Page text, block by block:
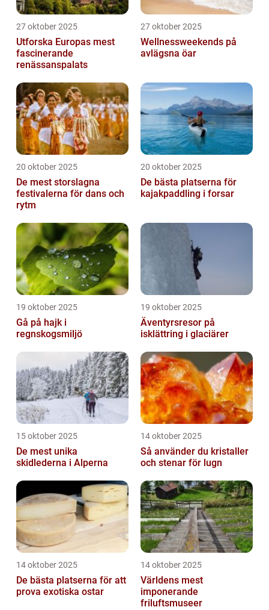
27 oktober 2025
Utforska Europas mest
fascinerande
renässanspalats
27 oktober 2025
Wellnessweekends på
avlägsna öar
20 oktober 2025
De mest storslagna
festivalerna för dans och
rytm
20 oktober 2025
De bästa platserna för
kajakpaddling i forsar
19 oktober 2025
Gå på hajk i
regnskogsmiljö
19 oktober 2025
Äventyrsresor på
isklättring i glaciärer
15 oktober 2025
De mest unika
skidlederna i Alperna
14 oktober 2025
Så använder du kristaller
och stenar för lugn
14 oktober 2025
De bästa platserna för att
prova exotiska ostar
14 oktober 2025
Världens mest
imponerande
friluftsmuseer